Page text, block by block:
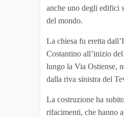
anche uno degli edifici
del mondo.
La chiesa fu eretta
Costantino all’inizio
lungo la Via Ostiense,
dalla riva sinistra del
La costruzione ha
rifacimenti, che hanno